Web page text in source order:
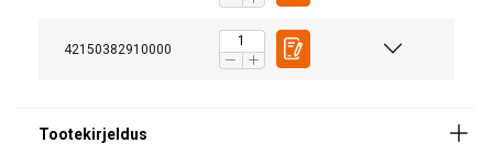
42150382910000